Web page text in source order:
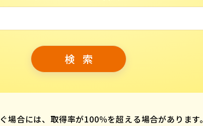
合には、取得率が100％を超える場合があります。